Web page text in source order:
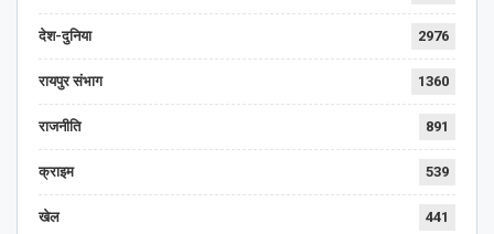
देश-दुनिया 2976
रायपुर संभाग 1360
राजनीति 891
क्राइम 539
खेल 441